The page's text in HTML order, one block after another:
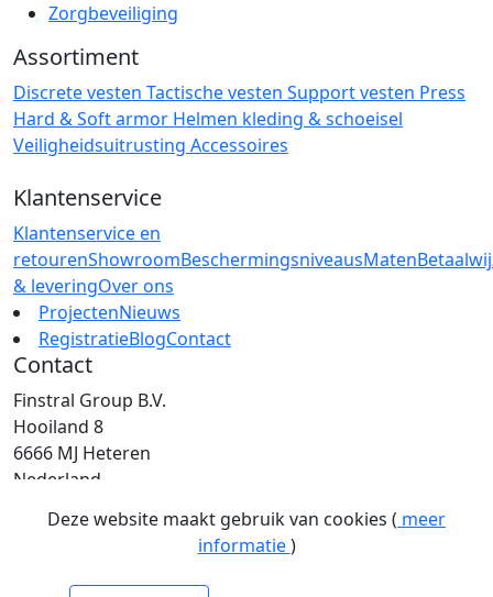
Zorgbeveiliging
Assortiment
Discrete vesten Tactische vesten Support vesten Press
Hard & Soft armor Helmen kleding & schoeisel
Veiligheidsuitrusting Accessoires
Klantenservice
Klantenservice en
retourenShowroomBeschermingsniveausMaten
& leveringOver ons
ProjectenNieuws
RegistratieBlogContact
Contact
Finstral Group B.V.
Hooiland 8
6666 MJ Heteren
Nederland
E: info@finstral.nl
BTW: NL813263025B01
EORI: NL813263025
Deze website maakt gebruik van cookies ( meer
informatie)